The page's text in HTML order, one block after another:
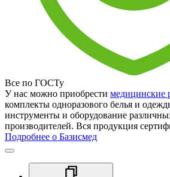
Все по ГОСТу
У нас можно приобрести медицинские
комплекты одноразового белья и
инструменты и оборудование
производителей. Вся продукция
Подробнее о Базисмед